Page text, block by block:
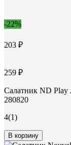
-22%
203 ₽
259 ₽
Салатник ND Play
280820
4(1)
В корзину